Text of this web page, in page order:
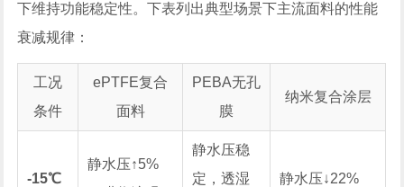
下维持功能稳定性。下表列出典型场景下主流面料的性能
衰减规律：
工况
条件
ePTFE复合
面料
PEBA无孔
膜
纳米复合涂层
-15℃
静水压↑5%
静水压稳
定，透湿
静水压↓22%